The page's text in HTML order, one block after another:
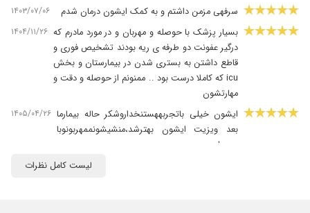
سرفهی مزمن داشتم و به کمک ایشون درمان شدم ۱۴۰۳/۰۷/۰۶
بسیار پزشک با حوصله و مهربان و در مورد مادرم که
درگیر عفونت دو طرفه ی ریه بودند تشخیص فوری و
قاطع داشتن به بستری شدن در بیمارستان و بخش
icu که کاملا درست بود .. ممنونم از حوصله و دقت و
مهارتشون
۱۴۰۴/۱۱/۲۶
ایشون خیلی باتجربههستنخداروشکر حاله بیمارما
بعد ویزیت ایشون بهترشد،منشیشونممهربونوبا
حوصلن
۱۴۰۵/۰۴/۲۶
۱۴۰۴/۰۷/۲۵
لیست کامل نظرات